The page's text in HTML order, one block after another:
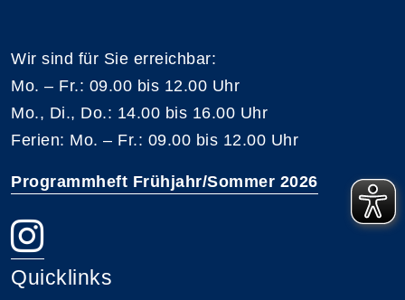
Wir sind für Sie erreichbar:
Mo. – Fr.: 09.00 bis 12.00 Uhr
Mo., Di., Do.: 14.00 bis 16.00 Uhr
Ferien: Mo. – Fr.: 09.00 bis 12.00 Uhr
Programmheft Frühjahr/Sommer 2026
Quicklinks